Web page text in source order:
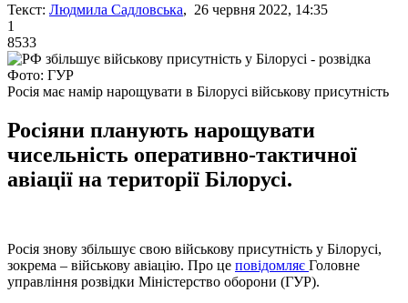
Текст: Людмила Садловська, 26 червня 2022, 14:35
1
8533
Фото: ГУР
Росія має намір нарощувати в Білорусі військову присутність
Росіяни планують нарощувати
чисельність оперативно-тактичної
авіації на території Білорусі.
Росія знову збільшує свою військову присутність у Білорусі,
зокрема – військову авіацію. Про це повідомляє Головне
управління розвідки Міністерство оборони (ГУР).